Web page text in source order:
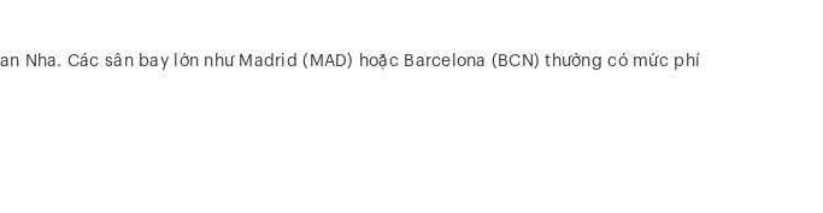
Nha. Các sân bay lớn như Madrid (MAD) hoặc Barcelona (BCN) thường có mức phí